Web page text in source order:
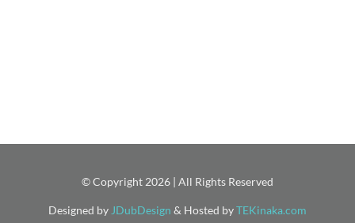
© Copyright 2026 | All Rights Reserved
Designed by JDubDesign & Hosted byTEKinaka.com